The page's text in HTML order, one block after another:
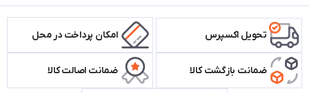
تحویل اکسپرس امکان پرداخت در محل
ضمانت بازگشت کالا ضمانت اصالت کالا